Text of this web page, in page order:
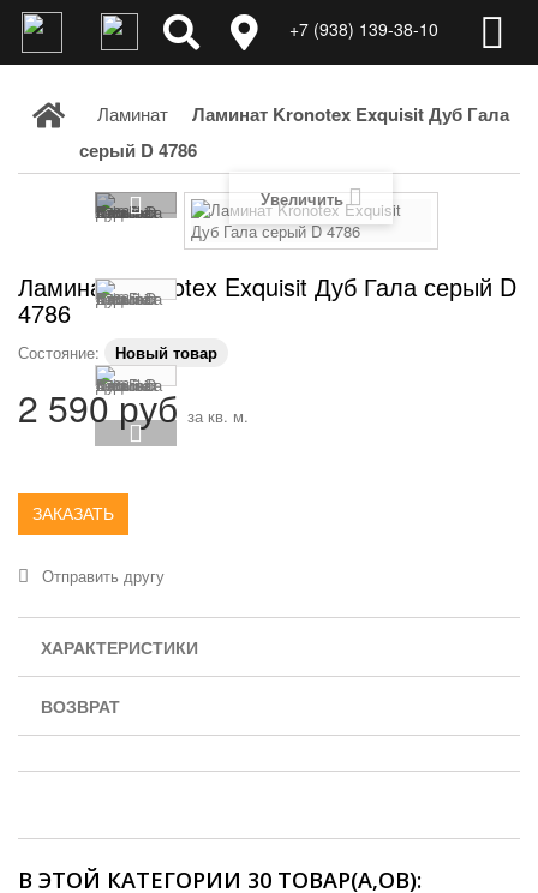
+7 (938) 139-38-10
Ламинат
Ламинат Kronotex Exquisit Дуб Гала
серый D 4786
Увеличить
Ламинат Kronotex Exquisit Дуб Гала серый D
4786
Состояние: Новый товар
2 590 руб за кв. м.
ЗАКАЗАТЬ
Отправить другу
ХАРАКТЕРИСТИКИ
ВОЗВРАТ
В ЭТОЙ КАТЕГОРИИ 30 ТОВАР(А,ОВ):